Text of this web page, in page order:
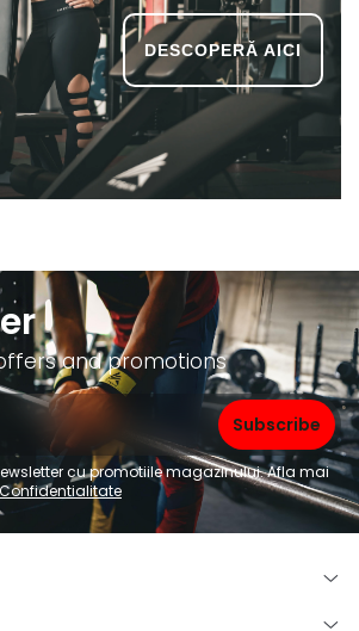
and promotions
cu promotiile magazinului. Afla mai